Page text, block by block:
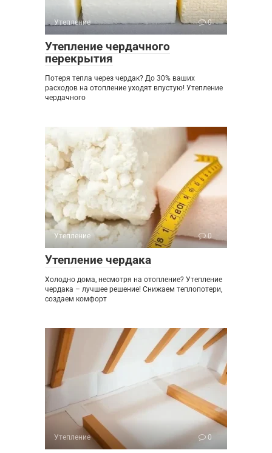
Утепление 0
Утепление чердачного
перекрытия
Потеря тепла через чердак? До 30% ваших
расходов на отопление уходят впустую! Утепление
чердачного
Утепление 0
Утепление чердака
Холодно дома, несмотря на отопление? Утепление
чердака – лучшее решение! Снижаем теплопотери,
создаем комфорт
Утепление 0